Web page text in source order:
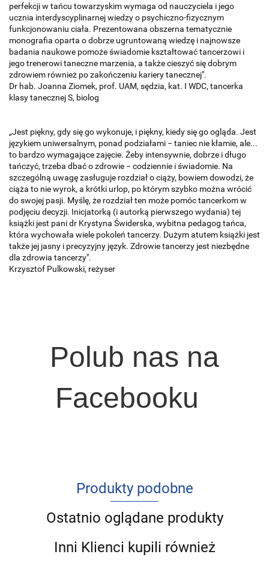
perfekcji w tańcu towarzyskim wymaga od nauczyciela i jego
ucznia interdyscyplinarnej wiedzy o psychiczno-fizycznym
funkcjonowaniu ciała. Prezentowana obszerna tematycznie
monografia oparta o dobrze ugruntowaną wiedzę i najnowsze
badania naukowe pomoże świadomie kształtować tancerzowi i
jego trenerowi taneczne marzenia, a także cieszyć się dobrym
zdrowiem również po zakończeniu kariery tanecznej".
Dr hab. Joanna Ziomek, prof. UAM, sędzia, kat. I WDC, tancerka
klasy tanecznej S, biolog
„Jest piękny, gdy się go wykonuje, i piękny, kiedy się go ogląda. Jest
językiem uniwersalnym, ponad podziałami − taniec nie kłamie, ale...
to bardzo wymagające zajęcie. Żeby intensywnie, dobrze i długo
tańczyć, trzeba dbać o zdrowie − codziennie i świadomie. Na
szczególną uwagę zasługuje rozdział o ciąży, bowiem dowodzi, że
ciąża to nie wyrok, a krótki urlop, po którym szybko można wrócić
do swojej pasji. Myślę, że rozdział ten może pomóc tancerkom w
podjęciu decyzji. Inicjatorką (i autorką pierwszego wydania) tej
książki jest pani dr Krystyna Świderska, wybitna pedagog tańca,
która wychowała wiele pokoleń tancerzy. Dużym atutem książki jest
także jej jasny i precyzyjny język. Zdrowie tancerzy jest niezbędne
dla zdrowia tancerzy".
Krzysztof Pulkowski, reżyser
Polub nas na
Facebooku
Produkty podobne
Ostatnio oglądane produkty
Inni Klienci kupili również